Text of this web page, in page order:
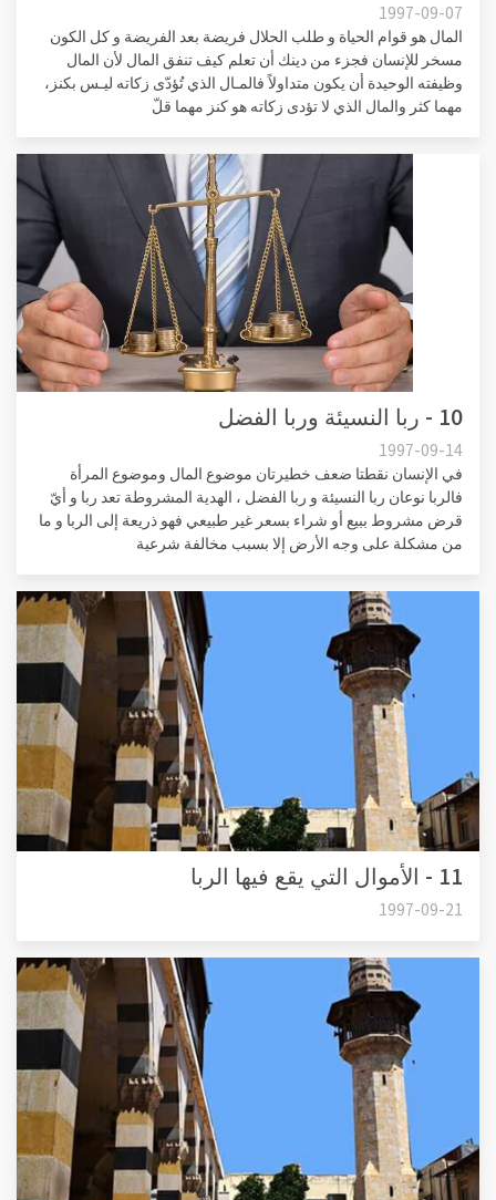
1997-09-07
المال هو قوام الحياة و طلب الحلال فريضة بعد الفريضة و كل الكون
مسخر للإنسان فجزء من دينك أن تعلم كيف تنفق المال لأن المال
وظيفته الوحيدة أن يكون متداولاً فالمـال الذي تُؤدّى زكاته ليـس بكنز،
مهما كثر والمال الذي لا تؤدى زكاته هو كنز مهما قلّ
10 - ربا النسيئة وربا الفضل
1997-09-14
في الإنسان نقطتا ضعف خطيرتان موضوع المال وموضوع المرأة
فالربا نوعان ربا النسيئة و ربا الفضل ، الهدية المشروطة تعد ربا و أيّ
قرض مشروط ببيع أو شراء بسعر غير طبيعي فهو ذريعة إلى الربا و ما
من مشكلة على وجه الأرض إلا بسبب مخالفة شرعية
11 - الأموال التي يقع فيها الربا
1997-09-21